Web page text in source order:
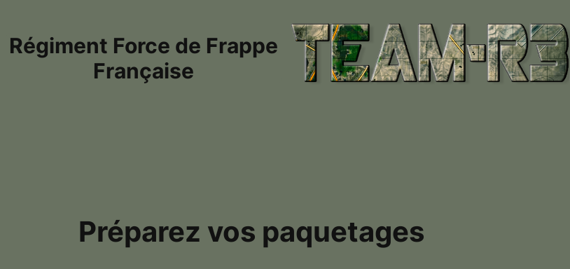
contenu
Régiment Force de Frappe
Française
Préparez vos paquetages